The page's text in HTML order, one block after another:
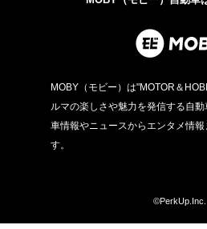
MOBY（モビー）は"MOTOR＆
ルマの楽しさや魅力を発信する自
車情報やニュースからエンタメ情報
す。
©PerkUp.Inc.